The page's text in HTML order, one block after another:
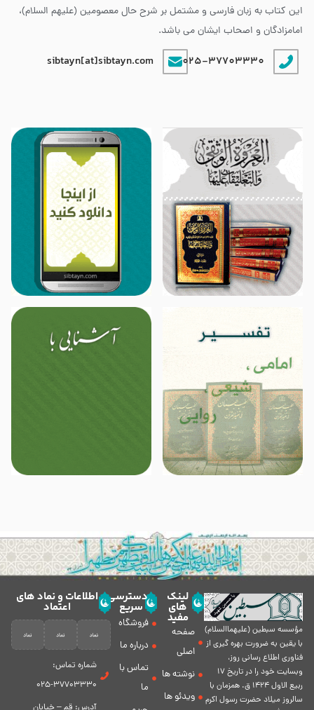
این کتاب به زبان فارسی و مشتمل بر شرح حال معصومین (علیهم السلام)،
امامزادگان و اصحاب ایشان می باشد.
025-37703330
sibtayn[at]sibtayn.com
مؤسسه سبطين (عليهماالسلام)
با يقين به ضرورت بهره گیرى از
فناورى اطلاع رسانى روز،
وبسایت خود را در تاريخ 17
ربيع الاول 1424 ق. همزمان با
سالروز ميلاد حضرت رسول اكرم
لینک
های
مفید
صفحه
اصلی
نوشته ها
ویدئو ها
دسترسی
سریع
فروشگاه
درباره ما
تماس با
ما
اطلاعات و نماد های
اعتماد
شماره تماس:
37703330-025